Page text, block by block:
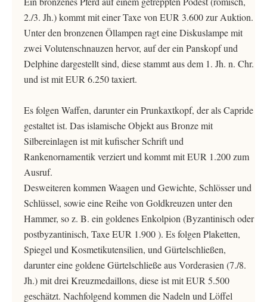
2./3. Jh.) kommt mit einer Taxe von EUR 3.600 zur Auktion.
Unter den bronzenen Öllampen ragt eine Diskuslampe mit
zwei Volutenschnauzen hervor, auf der ein Panskopf und
Delphine dargestellt sind, diese stammt aus dem 1. Jh. n. Chr.
und ist mit EUR 6.250 taxiert.
Es folgen Waffen, darunter ein Prunkaxtkopf, der als Capride
gestaltet ist. Das islamische Objekt aus Bronze mit
Silbereinlagen ist mit kufischer Schrift und
Rankenornamentik verziert und kommt mit EUR 1.200 zum
Ausruf.
Desweiteren kommen Waagen und Gewichte, Schlösser und
Schlüssel, sowie eine Reihe von Goldkreuzen unter den
Hammer, so z. B. ein goldenes Enkolpion (Byzantinisch oder
postbyzantinisch, Taxe EUR 1.900 ). Es folgen Plaketten,
Spiegel und Kosmetikutensilien, und Gürtelschließen,
darunter eine goldene Gürtelschließe aus Vorderasien (7./8.
Jh.) mit drei Kreuzmedaillons, diese ist mit EUR 5.500
geschätzt. Nachfolgend kommen die Nadeln und Löffel